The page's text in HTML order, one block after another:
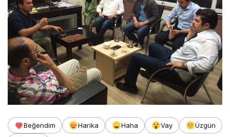
Beğendim Harika Haha Vay
Üzgün